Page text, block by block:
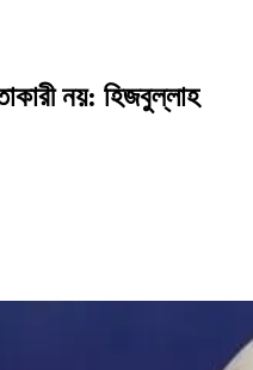
নয়: হিজবুল্লাহ